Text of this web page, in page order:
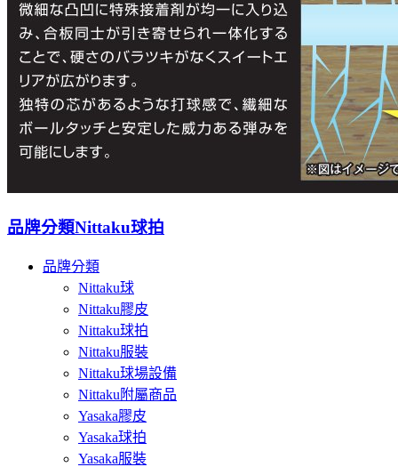
品牌分類Nittaku球拍
品牌分類
Nittaku球
Nittaku膠皮
Nittaku球拍
Nittaku服裝
Nittaku球場設備
Nittaku附屬商品
Yasaka膠皮
Yasaka球拍
Yasaka服裝